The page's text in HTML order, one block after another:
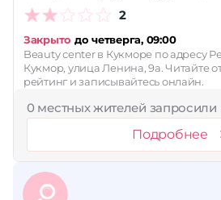
2
Закрыто до четверга, 09:00
Beauty center в Кукморе по адресу
Кукмор, улица Ленина, 9а. Читайте
рейтинг и записывайтесь онлайн.
0 местных жителей
Подробнее